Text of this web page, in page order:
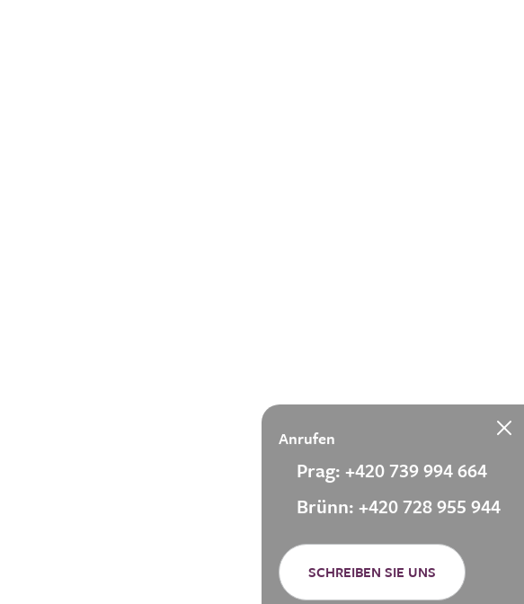
Anrufen
Prag: +420 739 994 664
Brünn: +420 728 955 944
SCHREIBEN SIE UNS